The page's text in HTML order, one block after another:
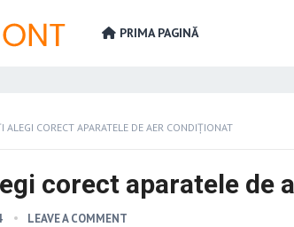
PRIMA PAGINĂ
ALEGI CORECT APARATELE DE AER CONDIȚIONAT
corect aparatele de
LEAVE A COMMENT